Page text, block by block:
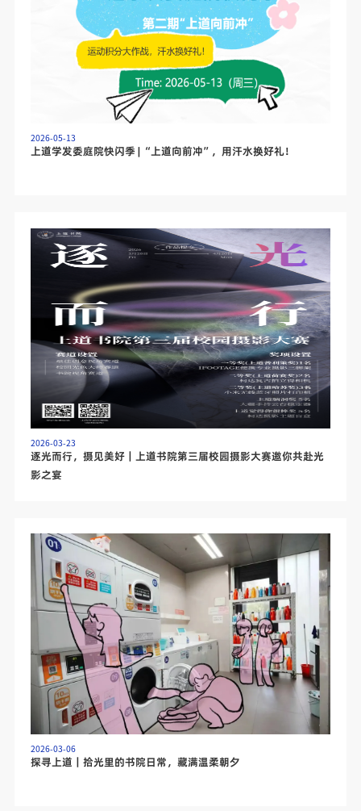
2026-05-13
上道学发委庭院快闪季 | “上道向前冲”，用汗水换好礼！
2026-03-23
逐光而行，摄见美好｜上道书院第三届校园摄影大赛邀你共赴光
影之宴
2026-03-06
探寻上道｜拾光里的书院日常，藏满温柔朝夕